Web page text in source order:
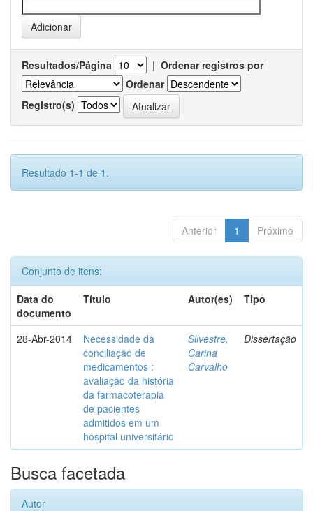
Resultados/Página | Ordenar registros por
Ordenar
Registro(s)
Resultado 1-1 de 1.
Anterior 1 Próximo
Conjunto de itens:
Data do
documento
Título Autor(es) Tipo
28-Abr-2014
Necessidade da
conciliação de
medicamentos :
avaliação da história
da farmacoterapia
de pacientes
admitidos em um
hospital universitário
Silvestre,
Carina
Carvalho
Dissertação
Busca facetada
Autor